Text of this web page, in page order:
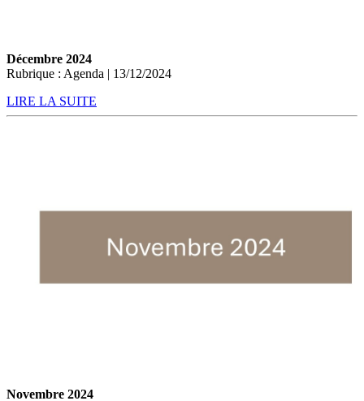
Décembre 2024
Rubrique : Agenda | 13/12/2024
LIRE LA SUITE
Novembre 2024